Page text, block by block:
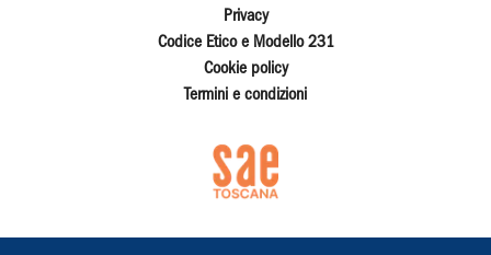
Privacy
Codice Etico e Modello 231
Cookie policy
Termini e condizioni